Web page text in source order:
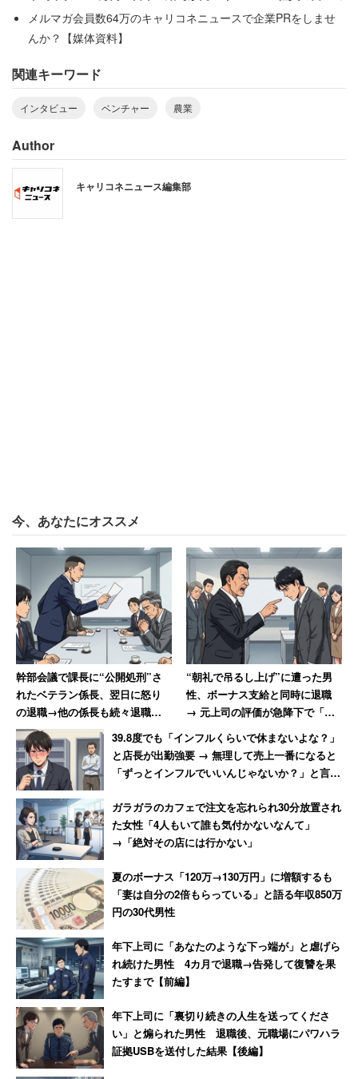
して2012年に起業しました。最初は野菜の個人宅配や直
接販売などを事業にしていたのですが、農家から野菜を送
るための送料は、実は1セット分も5セット分もそれほど変
わらないんです。じゃあ「5セット分を消費できるほど人
ミニトマト（下）、みかん（上）
川岸：配達した野菜をそのまま食べていただくために、生
産者が収穫したのち、専用拠点で洗浄・殺菌し、パッキン
グしています。それを当社のデポに送り、そこから企業に
無料でレンタルしている冷蔵庫に週1～2回運びます。運搬
は、配送員が電動自転車で運んでいます。提携農家は40ほ
どで、配送先は東京都を中心に約200拠点。毎週150パッ
クずつ配送しても、すぐに冷蔵庫から野菜がなくなってし
まう会社もあります。
料金プランは3つで、オフィスグリコのように個々の商品
代を社員が支払う「イージープラン」のほか、会社と社員
で代金を分け合う「シェアプラン」や、会社がすべて負担
してくれる「ハッピープラン」を採用する会社もありま
す。
メルマガ会員数64万のキャリコネニュースで企業PRをしませ
んか？【媒体資料】
関連キーワード
インタビュー ベンチャー 農業
Author
キャリコネニュース編集部
今、あなたにオススメ
幹部会議で課長に“公開処刑”さ
れたベテラン係長、翌日に怒り
の退職→他の係長も続々退職し
て「6つあった現場は1つに」
“朝礼で吊るし上げ”に遭った男
性、ボーナス支給と同時に退職
→ 元上司の評価が急降下で「ザ
39.8度でも「インフルくらいで休まないよな？」
と店長が出勤強要 → 無理して売上一番になると
「ずっとインフルでいいんじゃないか？」と言わ
ガラガラのカフェで注文を忘れられ30分放置され
た女性「4人もいて誰も気付かないなんて」
→「絶対その店には行かない」
夏のボーナス「120万→130万円」に増額するも
「妻は自分の2倍もらっている」と語る年収850万
円の30代男性
年下上司に「あなたのような下っ端が」と虐げら
れ続けた男性 4カ月で退職→告発して復讐を果
たすまで【前編】
年下上司に「裏切り続きの人生を送ってくださ
い」と煽られた男性 退職後、元職場にパワハラ
証拠USBを送付した結果【後編】